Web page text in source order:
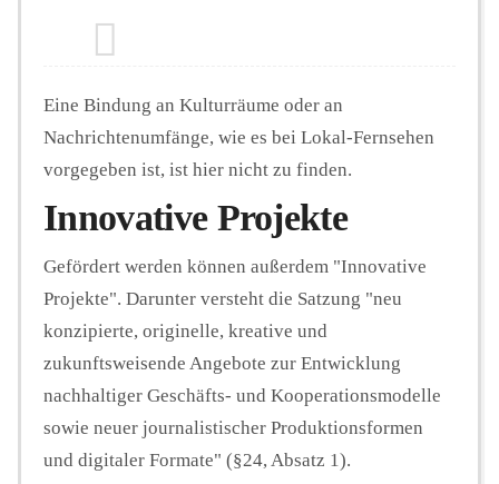
Eine Bindung an Kulturräume oder an
Nachrichtenumfänge, wie es bei Lokal-Fernsehen
vorgegeben ist, ist hier nicht zu finden.
Innovative Projekte
Gefördert werden können außerdem "Innovative
Projekte". Darunter versteht die Satzung "neu
konzipierte, originelle, kreative und
zukunftsweisende Angebote zur Entwicklung
nachhaltiger Geschäfts- und Kooperationsmodelle
sowie neuer journalistischer Produktionsformen
und digitaler Formate" (§24, Absatz 1).